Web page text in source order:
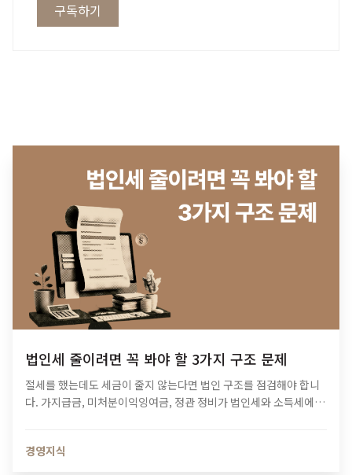
구독하기
법인세 줄이려면 꼭 봐야 할 3가지 구조 문제
절세를 했는데도 세금이 줄지 않는다면 법인 구조를 점검해야 합니
다. 가지급금, 미처분이익잉여금, 정관 정비가 법인세와 소득세에 미
경영지식